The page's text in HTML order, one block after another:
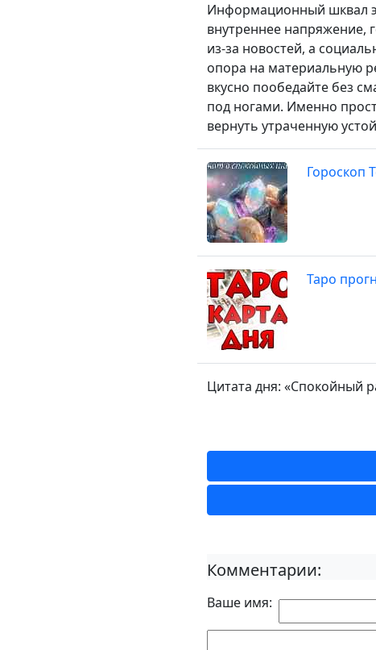
Информационный шквал
внутреннее напряжение,
из-за новостей, а
опора на материальную
вкусно пообедайте без
под ногами. Именно
вернуть утраченную
Гороскоп
Таро
Цитата дня: «Спокойный
Комментарии:
Ваше имя: